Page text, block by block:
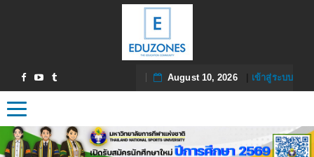
August 10, 2026| เข้าสู่ระบบ
Toggle navigation